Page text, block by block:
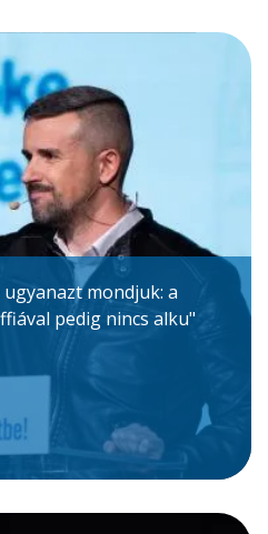
ugyanazt mondjuk: a
pedig nincs alku"